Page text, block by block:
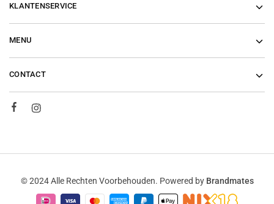
KLANTENSERVICE
MENU
CONTACT
© 2024 Alle Rechten Voorbehouden. Powered by Brandmates